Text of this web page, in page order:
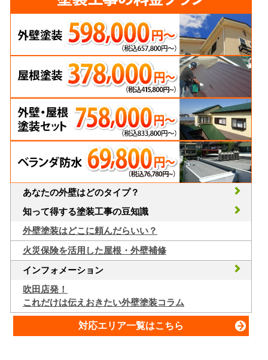
あなたの外壁はどのタイプ？
知って得する塗装工事の豆知識
外壁塗装はどこに頼んだらいい？
火災保険を活用した屋根・外壁補修
インフォメーション
吹田店発！
これだけは伝えおきたい外壁塗装コラム
対応エリア一覧はこちら